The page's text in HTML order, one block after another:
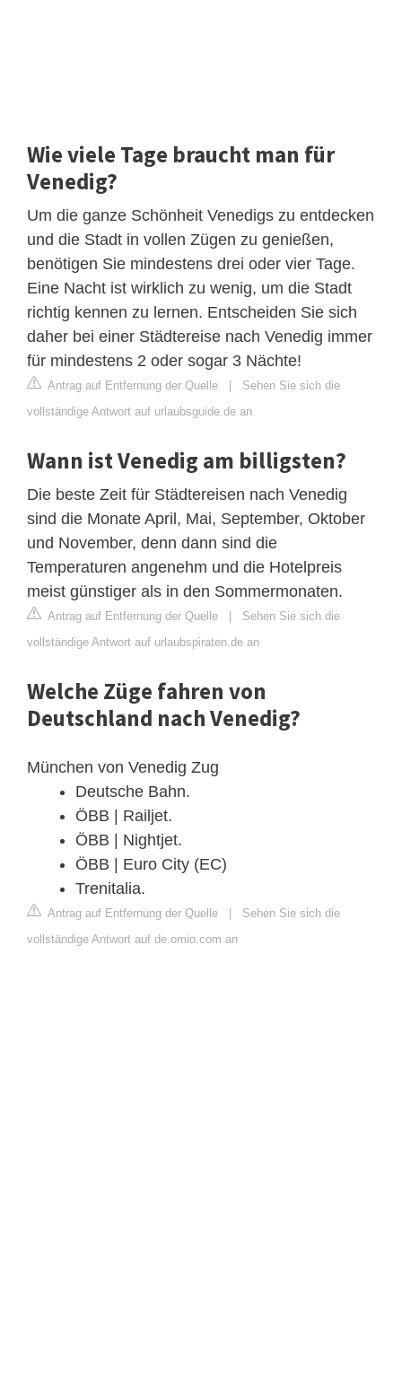
Wie viele Tage braucht man für
Venedig?
Um die ganze Schönheit Venedigs zu entdecken
und die Stadt in vollen Zügen zu genießen,
benötigen Sie mindestens drei oder vier Tage.
Eine Nacht ist wirklich zu wenig, um die Stadt
richtig kennen zu lernen. Entscheiden Sie sich
daher bei einer Städtereise nach Venedig immer
für mindestens 2 oder sogar 3 Nächte!
Antrag auf Entfernung der Quelle | Sehen Sie sich die
vollständige Antwort auf urlaubsguide.de an
Wann ist Venedig am billigsten?
Die beste Zeit für Städtereisen nach Venedig
sind die Monate April, Mai, September, Oktober
und November, denn dann sind die
Temperaturen angenehm und die Hotelpreis
meist günstiger als in den Sommermonaten.
Antrag auf Entfernung der Quelle | Sehen Sie sich die
vollständige Antwort auf urlaubspiraten.de an
Welche Züge fahren von
Deutschland nach Venedig?
München von Venedig Zug
Deutsche Bahn.
ÖBB | Railjet.
ÖBB | Nightjet.
ÖBB | Euro City (EC)
Trenitalia.
Antrag auf Entfernung der Quelle | Sehen Sie sich die
vollständige Antwort auf de.omio.com an